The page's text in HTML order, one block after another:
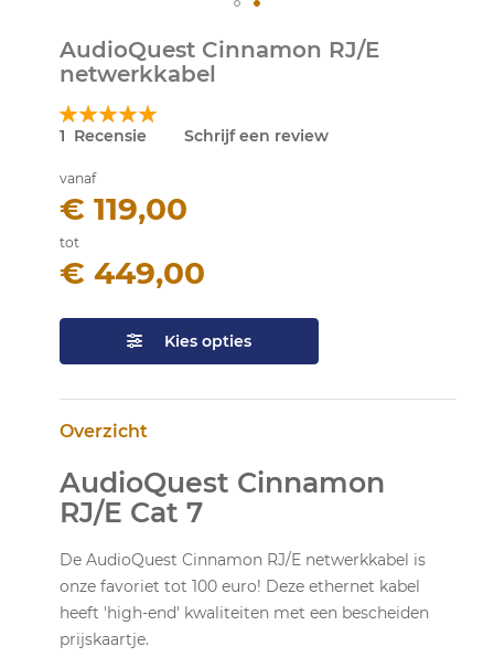
AudioQuest Cinnamon RJ/E
netwerkkabel
Waardering:
100
% of100
1 Recensie Schrijf een review
vanaf
€ 119,00
tot
€ 449,00
Kies opties
Overzicht
AudioQuest Cinnamon
RJ/E Cat 7
De AudioQuest Cinnamon RJ/E netwerkkabel is
onze favoriet tot 100 euro! Deze ethernet kabel
heeft 'high-end' kwaliteiten met een bescheiden
prijskaartje.
naar
het
van
de
gallerij